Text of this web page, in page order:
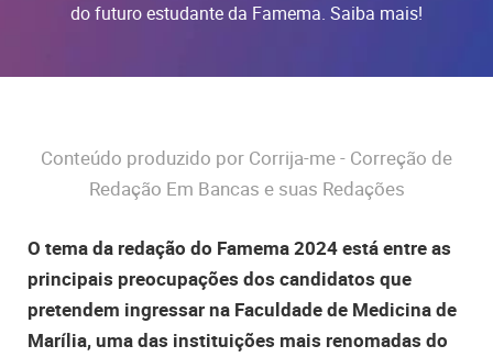
do futuro estudante da Famema. Saiba mais!
Conteúdo produzido por Corrija-me - Correção de
Redação Em Bancas e suas Redações
O tema da redação do Famema 2024 está entre as
principais preocupações dos candidatos que
pretendem ingressar na Faculdade de Medicina de
Marília, uma das instituições mais renomadas do